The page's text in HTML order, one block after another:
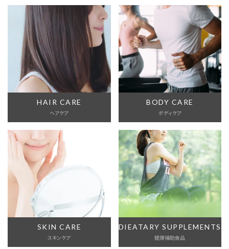
HAIR CARE
ヘアケア
BODY CARE
ボディケア
SKIN CARE
スキンケア
DIEATARY SUPPLEMENTS
健康補助食品